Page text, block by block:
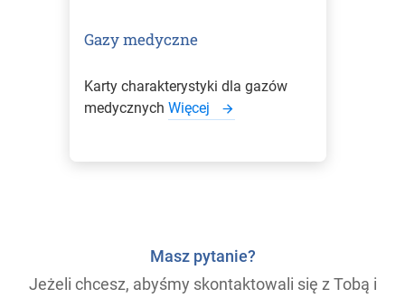
Gazy medyczne
Karty charakterystyki dla gazów
medycznych Więcej
Masz pytanie?
Jeżeli chcesz, abyśmy skontaktowali się z Tobą i